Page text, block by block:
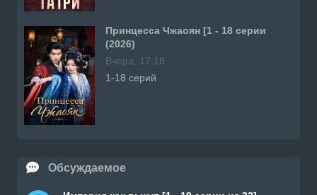
Принцесса Чжаоян [1 - 18 серии
(2026)
Вчера, 17:18
1-18 серий
Обсуждаемое